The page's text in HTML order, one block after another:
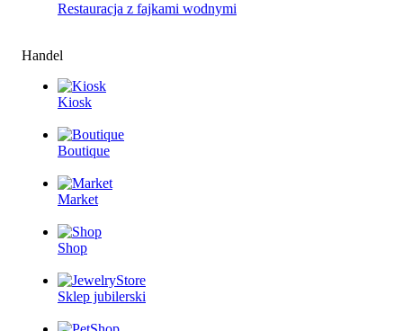
Restauracjа z fajkami wodnymi
Handel
Kiosk
Boutique
Market
Shop
Sklep jubilerski